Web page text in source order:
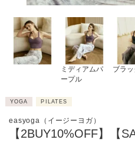
ミディアムパ
ープル
ブラッ
YOGA PILATES
easyoga（イージーヨガ）
【2BUY10%OFF】【